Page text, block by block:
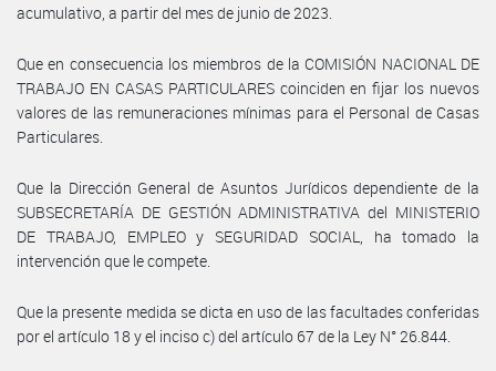
acumulativo, a partir del mes de junio de 2023.
Que en consecuencia los miembros de la COMISIÓN NACIONAL DE
TRABAJO EN CASAS PARTICULARES coinciden en fijar los nuevos
valores de las remuneraciones mínimas para el Personal de Casas
Particulares.
Que la Dirección General de Asuntos Jurídicos dependiente de la
SUBSECRETARÍA DE GESTIÓN ADMINISTRATIVA del MINISTERIO
DE TRABAJO, EMPLEO y SEGURIDAD SOCIAL, ha tomado la
intervención que le compete.
Que la presente medida se dicta en uso de las facultades conferidas
por el artículo 18 y el inciso c) del artículo 67 de la Ley N° 26.844.